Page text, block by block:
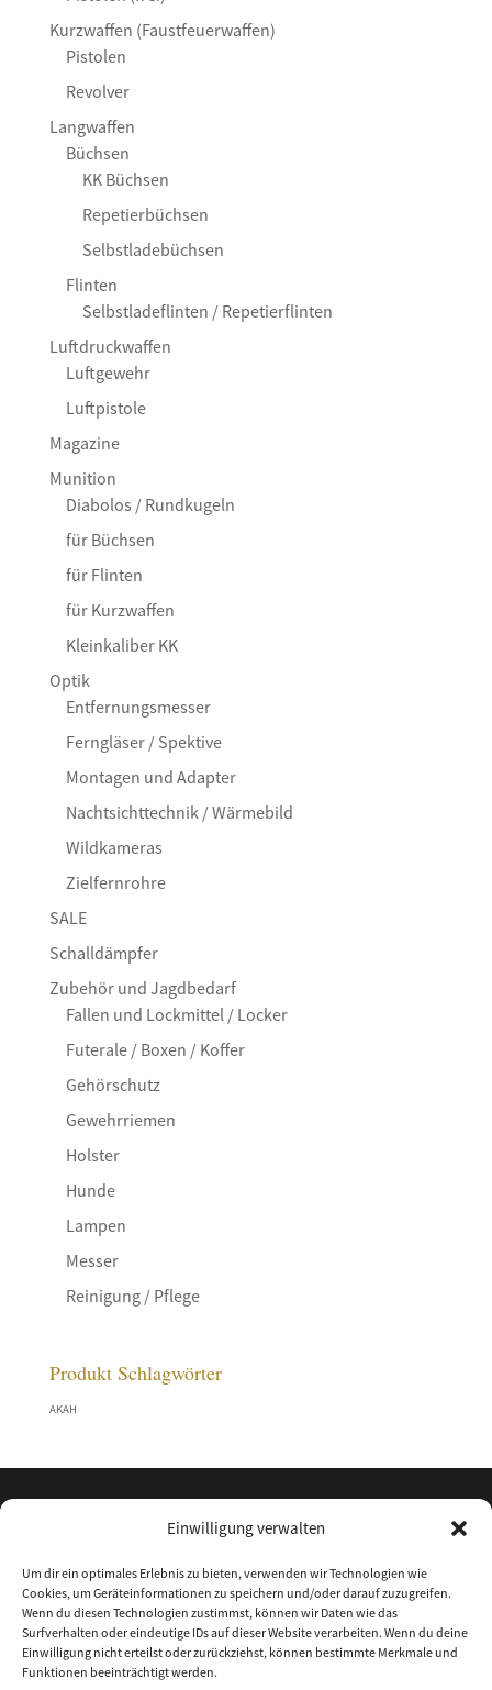
Einwilligung verwalten
Um dir ein optimales Erlebnis zu bieten, verwenden wir Technologien wie
Cookies, um Geräteinformationen zu speichern und/oder darauf zuzugreifen.
Wenn du diesen Technologien zustimmst, können wir Daten wie das
Surfverhalten oder eindeutige IDs auf dieser Website verarbeiten. Wenn du deine
Einwilligung nicht erteilst oder zurückziehst, können bestimmte Merkmale und
Funktionen beeinträchtigt werden.
Kurzwaffen (Faustfeuerwaffen)
Pistolen
Revolver
Langwaffen
Büchsen
KK Büchsen
Repetierbüchsen
Selbstladebüchsen
Flinten
Selbstladeflinten / Repetierflinten
Luftdruckwaffen
Luftgewehr
Luftpistole
Magazine
Munition
Diabolos / Rundkugeln
für Büchsen
für Flinten
für Kurzwaffen
Kleinkaliber KK
Optik
Entfernungsmesser
Ferngläser / Spektive
Montagen und Adapter
Nachtsichttechnik / Wärmebild
Wildkameras
Zielfernrohre
SALE
Schalldämpfer
Zubehör und Jagdbedarf
Fallen und Lockmittel / Locker
Futerale / Boxen / Koffer
Gehörschutz
Gewehrriemen
Holster
Hunde
Lampen
Messer
Reinigung / Pflege
Produkt Schlagwörter
AKAH